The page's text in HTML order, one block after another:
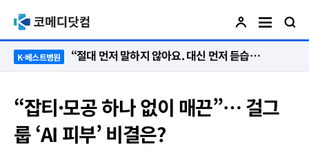
K-베스트병원 “절대 먼저 말하지 않아요. 대신 먼저 듣습니다”
“잡티·모공 하나 없이 매끈”… 걸그
룹 ‘AI 피부’ 비결은?